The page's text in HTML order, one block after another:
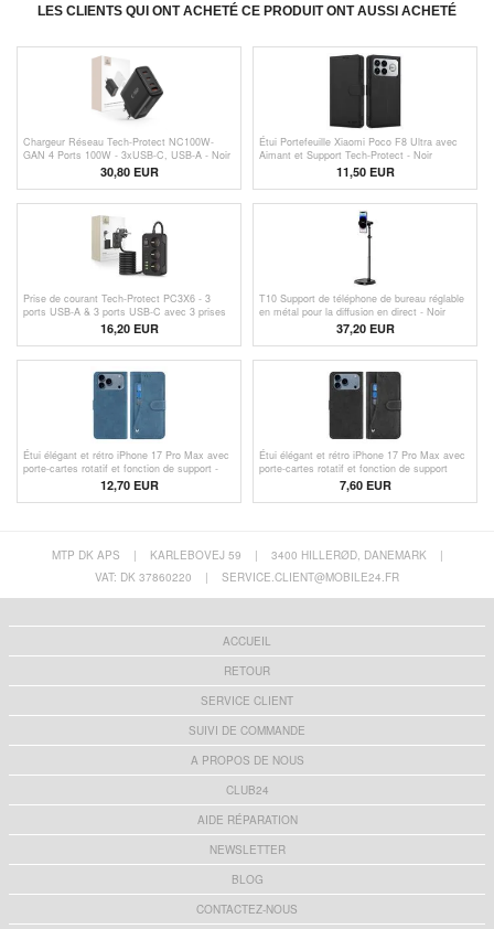
LES CLIENTS QUI ONT ACHETÉ CE PRODUIT ONT AUSSI ACHETÉ
Chargeur Réseau Tech-Protect NC100W-
GAN 4 Ports 100W - 3xUSB-C, USB-A - Noir
30,80 EUR
Étui Portefeuille Xiaomi Poco F8 Ultra avec
Aimant et Support Tech-Protect - Noir
11,50EUR
Prise de courant Tech-Protect PC3X6 - 3
ports USB-A & 3 ports USB-C avec 3 prises
électriques, 200cm - Noir
16,20EUR
T10 Support de téléphone de bureau réglable
en métal pour la diffusion en direct - Noir
37,20 EUR
Étui élégant et rétro iPhone 17 Pro Max avec
porte-cartes rotatif et fonction de support -
12,70 EUR
Étui élégant et rétro iPhone 17 Pro Max avec
porte-cartes rotatif et fonction de support
7,60EUR
MTP DK APS | KARLEBOVEJ 59 | 3400 HILLERØD, DANEMARK
|
VAT: DK 37860220
| SERVICE.CLIENT@MOBILE24.FR
ACCUEIL
RETOUR
SERVICE CLIENT
SUIVI DE COMMANDE
A PROPOS DE NOUS
CLUB24
AIDE RÉPARATION
NEWSLETTER
BLOG
CONTACTEZ-NOUS